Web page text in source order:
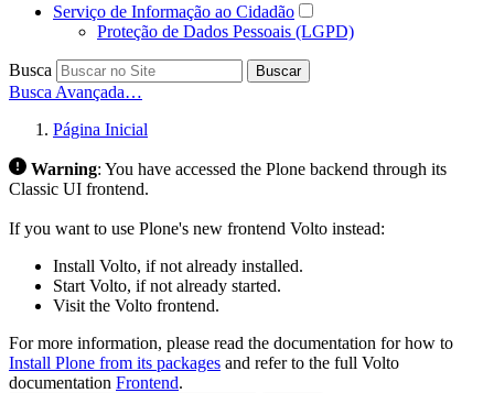
Serviço de Informação ao Cidadão
Proteção de Dados Pessoais (LGPD)
Busca Buscar
Busca Avançada…
Página Inicial
Warning: You have accessed the Plone backend through its
Classic UI frontend.
If you want to use Plone's new frontend Volto instead:
Install Volto, if not already installed.
Start Volto, if not already started.
Visit the Volto frontend.
For more information, please read the documentation for how to
Install Plone from its packages and refer to the full Volto
documentation Frontend.